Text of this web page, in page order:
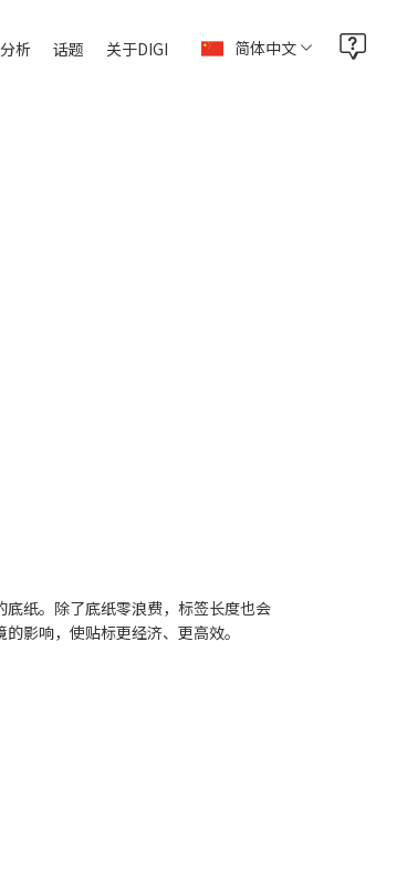
析 话题 关于DIGI 简体中文
纸。除了底纸零浪费，标签长度也会
影响，使贴标更经济、更高效。